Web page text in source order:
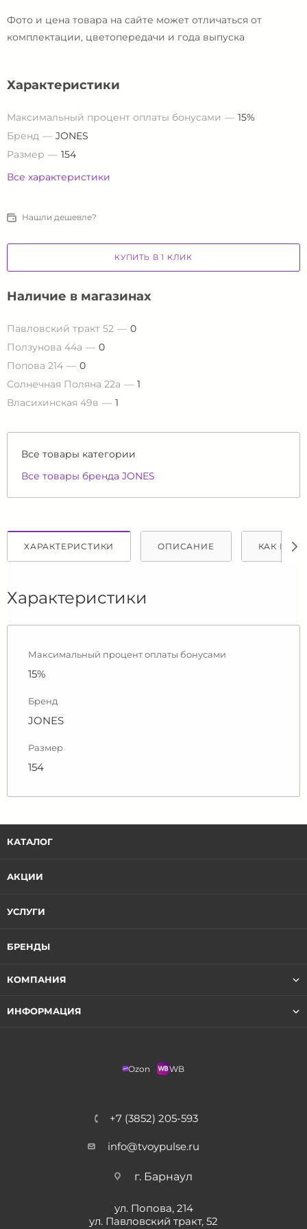
Фото и цена товара на сайте может отличаться от
комплектации, цветопередачи и года выпуска
Характеристики
Максимальный процент оплаты бонусами
15%
Бренд
JONES
Размер
154
Все характеристики
Нашли дешевле?
КУПИТЬ В 1 КЛИК
Наличие в магазинах
Павловский тракт 52
0
Ползунова 44а
0
Попова 214
0
Солнечная Поляна 22а
1
Власихинская 49в
1
Все товары категории
Все товары бренда JONES
ХАРАКТЕРИСТИКИ ОПИСАНИЕ КАК
Характеристики
Максимальный процент оплаты бонусами
15%
Бренд
JONES
Размер
154
КАТАЛОГ
АКЦИИ
УСЛУГИ
БРЕНДЫ
КОМПАНИЯ
ИНФОРМАЦИЯ
Ozon WB
+7 (3852) 205-593
info@tvoypulse.ru
г. Барнаул
ул. Попова, 214
ул. Павловский тракт, 52